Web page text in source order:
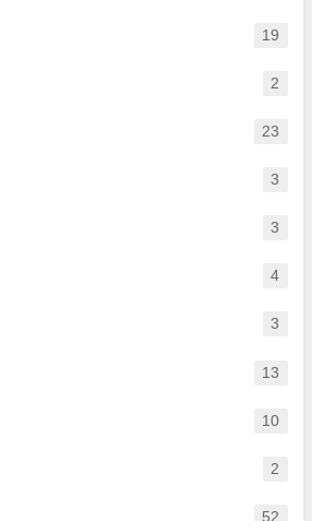
19
2
23
3
3
4
3
13
10
2
52